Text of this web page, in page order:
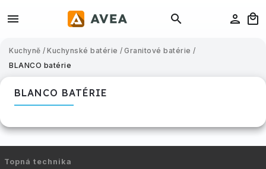
Kuchyně / Kuchynské batérie / Granitové batérie /
BLANCO batérie
BLANCO BATÉRIE
Topná technika